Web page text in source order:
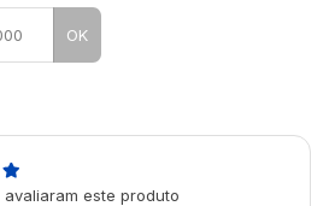
OK
este produto